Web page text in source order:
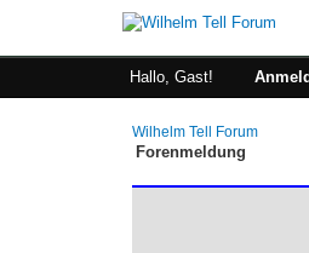
Hallo, Gast!
Wilhelm Tell Forum
Forenmeldung